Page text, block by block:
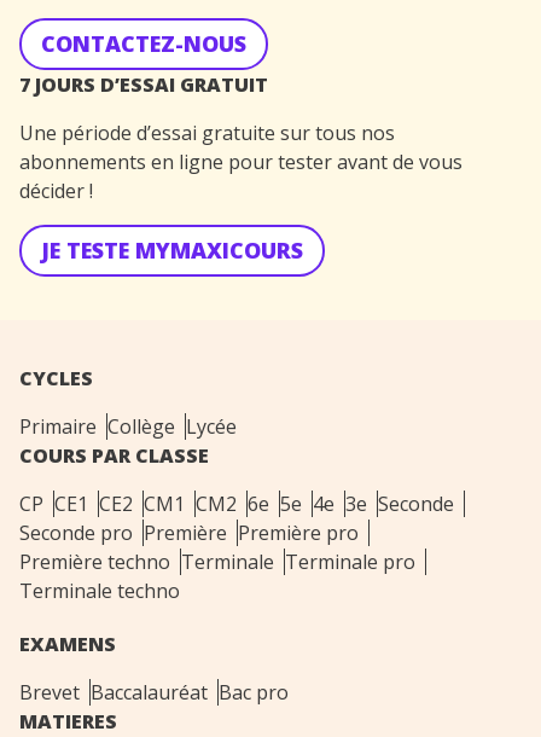
CONTACTEZ-NOUS
7 JOURS D’ESSAI GRATUIT
Une période d’essai gratuite sur tous nos
abonnements en ligne pour tester avant de vous
décider !
JE TESTE MYMAXICOURS
CYCLES
Primaire Collège Lycée
COURS PAR CLASSE
CP CE1 CE2 CM1 CM2 6e 5e 4e 3e Seconde
Seconde pro Première Première pro
Première techno Terminale Terminale pro
Terminale techno
EXAMENS
Brevet Baccalauréat Bac pro
MATIERES